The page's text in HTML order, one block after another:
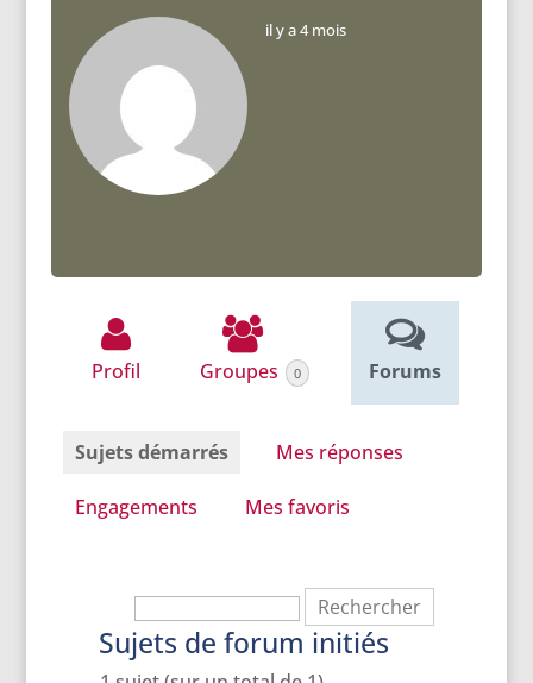
il y a 4 mois
Profil Groupes 0 Forums
Sujets démarrés Mes réponses
Engagements Mes favoris
Sujets de forum initiés